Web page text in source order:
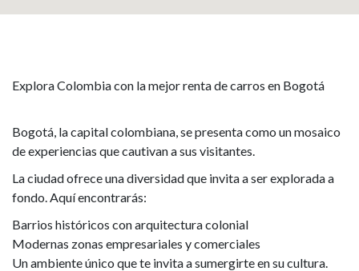
Explora Colombia con la mejor renta de carros en Bogotá
Bogotá, la capital colombiana, se presenta como un mosaico
de experiencias que cautivan a sus visitantes.
La ciudad ofrece una diversidad que invita a ser explorada a
fondo. Aquí encontrarás:
Barrios históricos con arquitectura colonial
Modernas zonas empresariales y comerciales
Un ambiente único que te invita a sumergirte en su cultura.